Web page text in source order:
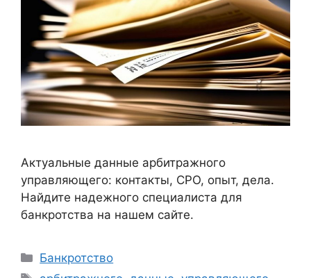
Актуальные данные арбитражного
управляющего: контакты, СРО, опыт, дела.
Найдите надежного специалиста для
банкротства на нашем сайте.
Рубрики
Банкротство